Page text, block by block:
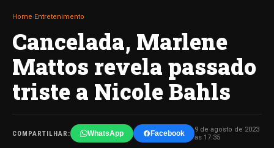
Home Entretenimento
Cancelada, Marlene
Mattos revela passado
triste a Nicole Bahls
COMPARTILHAR: WhatsApp Facebook
9 de agosto de 2023
às 17:35